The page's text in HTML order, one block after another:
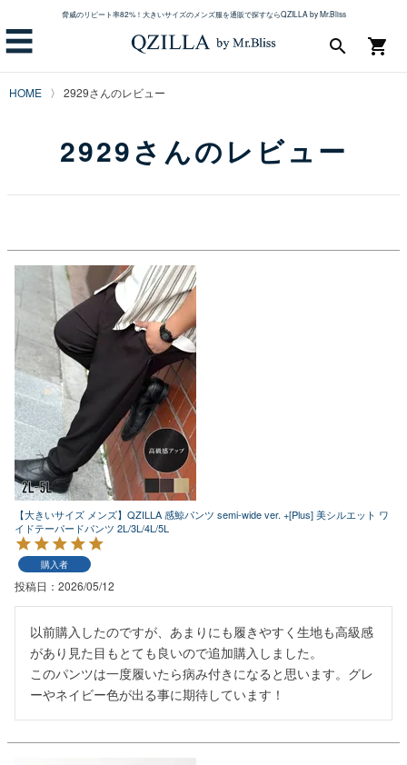
脅威のリピート率82%！大きいサイズのメンズ服を通販で探すならQZILLA by Mr.Bliss
☰ shopping_cart
search
HOME 2929さんのレビュー
2929さんのレビュー
【大きいサイズ メンズ】QZILLA 感鯨パンツ semi-wide ver. +[Plus] 美シルエット ワ
イドテーパードパンツ 2L/3L/4L/5L
購入者
投稿日 2026/05/12
以前購入したのですが、あまりにも履きやすく生地も高級感
があり見た目もとても良いので追加購入しました。
このパンツは一度履いたら病み付きになると思います。グレ
ーやネイビー色が出る事に期待しています！